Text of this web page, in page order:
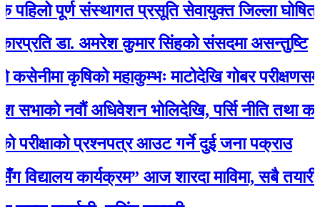
पूर्ण संस्थागत प्रसूति सेवायुक्त जिल्ला घोषित
डा. अमरेश कुमार सिंहको संसदमा असन्तुष्टि
कृषिको महाकुम्भः माटोदेखि गोबर परीक्षणसम्म
नवौं अधिवेशन भोलिदेखि, पर्सि नीति तथा
प्रश्नपत्र आउट गर्ने दुई जना पक्राउ
कार्यक्रम” आज शारदा माविमा, सबै तयारी